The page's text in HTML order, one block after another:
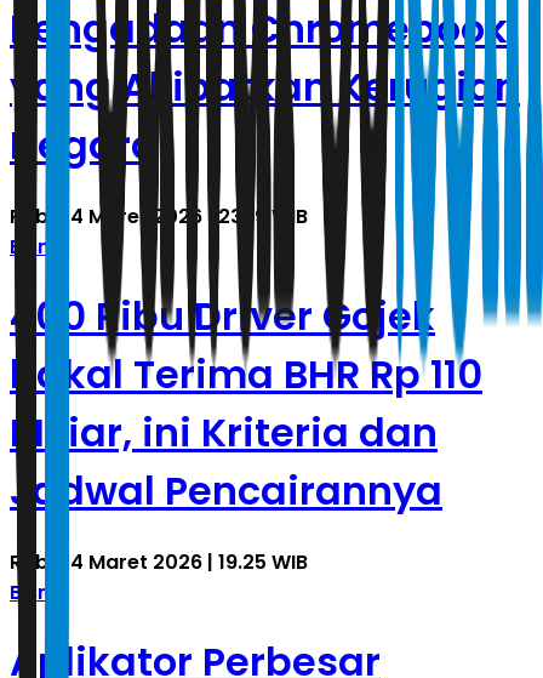
Pengadaan Chromebook
yang Akibatkan Kerugian
Negara
Rabu, 4 Maret 2026 | 23.19 WIB
Bisnis
400 Ribu Driver Gojek
bakal Terima BHR Rp 110
Miliar, ini Kriteria dan
Jadwal Pencairannya
Rabu, 4 Maret 2026 | 19.25 WIB
Bisnis
Aplikator Perbesar